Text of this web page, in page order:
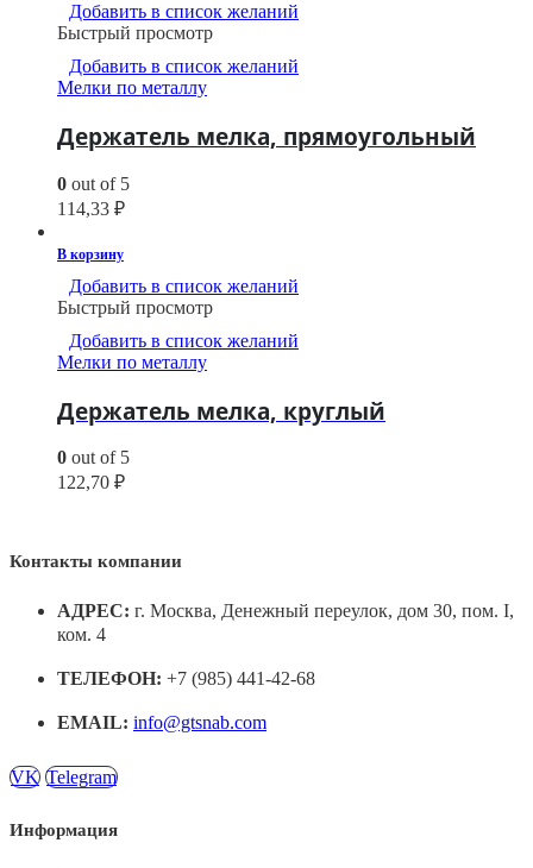
Добавить в список желаний
Быстрый просмотр
Добавить в список желаний
Мелки по металлу
Держатель мелка, прямоугольный
0 out of 5
114,33 ₽
В корзину
Добавить в список желаний
Быстрый просмотр
Добавить в список желаний
Мелки по металлу
Держатель мелка, круглый
0 out of 5
122,70 ₽
Контакты компании
АДРЕС: г. Москва, Денежный переулок, дом 30, пом. I,
ком. 4
ТЕЛЕФОН: +7 (985) 441-42-68
EMAIL: info@gtsnab.com
VK Telegram
Информация